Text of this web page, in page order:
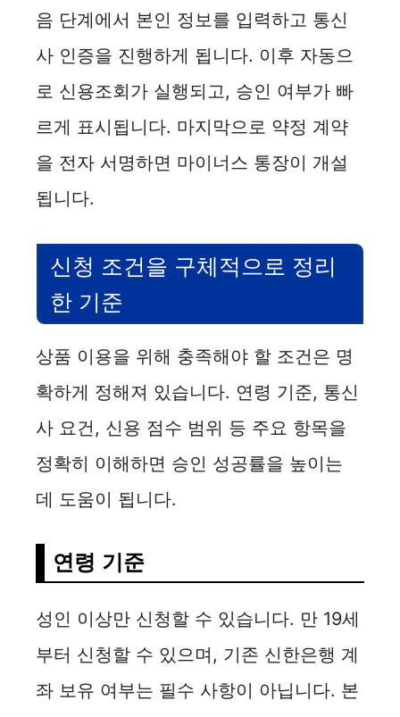
음 단계에서 본인 정보를 입력하고 통신
사 인증을 진행하게 됩니다. 이후 자동으
로 신용조회가 실행되고, 승인 여부가 빠
르게 표시됩니다. 마지막으로 약정 계약
을 전자 서명하면 마이너스 통장이 개설
됩니다.
신청 조건을 구체적으로 정리
한 기준
상품 이용을 위해 충족해야 할 조건은 명
확하게 정해져 있습니다. 연령 기준, 통신
사 요건, 신용 점수 범위 등 주요 항목을
정확히 이해하면 승인 성공률을 높이는
데 도움이 됩니다.
연령 기준
성인 이상만 신청할 수 있습니다. 만 19세
부터 신청할 수 있으며, 기존 신한은행 계
좌 보유 여부는 필수 사항이 아닙니다. 본